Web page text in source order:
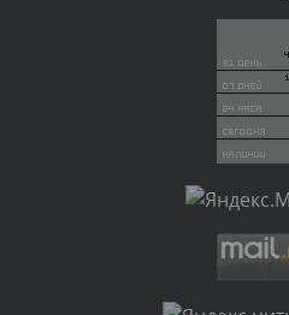
Текст комментария будет
Комментарий
Текст комментария будет
администратором.
Текст комментария будет